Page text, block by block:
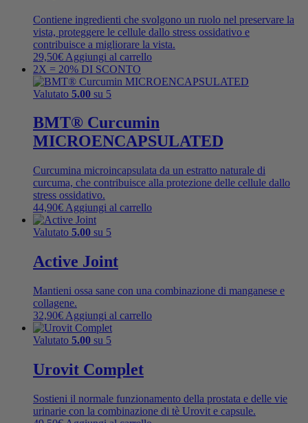
Contiene ingredienti che svolgono un ruolo nel preservare la
vista, proteggere le cellule dallo stress ossidativo e
contribuisce a migliorare la vista.
29,50€ Aggiungi al carrello
2X = 20% DI SCONTO
Valutato 5.00 su 5
BMT® Curcumin
MICROENCAPSULATED
Curcumina microincapsulata da un estratto naturale di
curcuma, che contribuisce alla protezione delle cellule dallo
stress ossidativo.
44,90€ Aggiungi al carrello
Valutato 5.00 su 5
Active Joint
Mantieni ossa sane con una combinazione di manganese e
collagene.
32,90€ Aggiungi al carrello
Valutato 5.00 su 5
Urovit Complet
Sostieni il normale funzionamento della prostata e delle vie
urinarie con la combinazione di tè Urovit e capsule.